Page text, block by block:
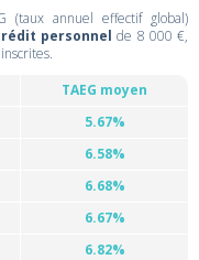
(taux annuel effectif global)
personnel de 8 000 €,
TAEG moyen
5.67%
6.58%
6.68%
6.67%
6.82%